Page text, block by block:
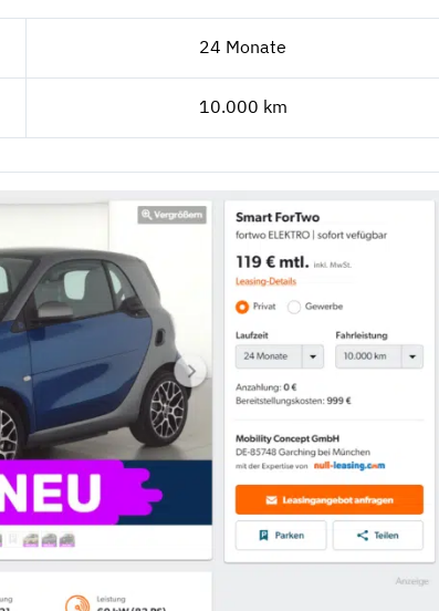
24 Monate
10.000 km